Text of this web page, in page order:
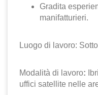
Gradita
manifatturieri.
Luogo di lavoro:
Modalità di lavoro:
uffici satellite nelle